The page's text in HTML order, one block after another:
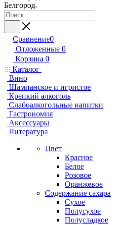
Белгород
Сравнение0
Отложенные 0
Корзина 0
Каталог
Вино
Шампанское и игристое
Крепкий алкоголь
Слабоалкогольные напитки
Гастрономия
Аксессуары
Литература
Цвет
Красное
Белое
Розовое
Оранжевое
Содержание сахара
Сухое
Полусухое
Полусладкое